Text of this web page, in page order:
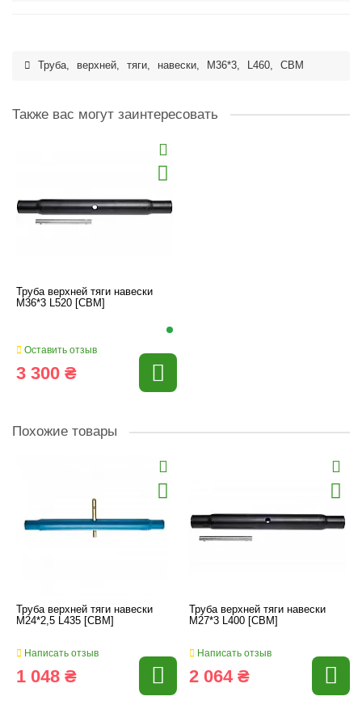
Труба верхней тяги навески M36*3 L460 CBM
Также вас могут заинтересовать
Труба верхней тяги навески
M36*3 L520 [CBM]
Оставить отзыв
3 300 ₴
Похожие товары
Труба верхней тяги навески
M24*2,5 L435 [CBM]
Написать отзыв
1 048 ₴
Труба верхней тяги навески
M27*3 L400 [CBM]
Написать отзыв
2 064 ₴